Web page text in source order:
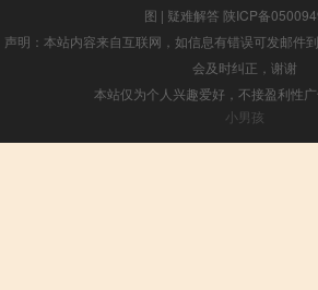
图 | 疑难解答 陕ICP备
声明：本站内容来自互联网，如信息有错误可发邮件
会及时纠正，谢谢
本站仅为个人兴趣爱好，不接盈利性
小男孩